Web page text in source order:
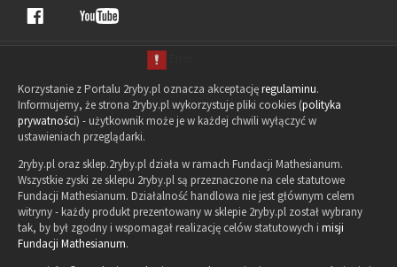
Korzystanie z Portalu 2ryby.pl oznacza akceptacjęregulaminu.
Informujemy, że strona 2ryby.pl wykorzystuje pliki cookies (polityka
prywatności) - użytkownik może je w każdej chwili wyłączyć w
ustawieniach przeglądarki.
2ryby.pl oraz sklep.2ryby.pl działa w ramach Fundacji Mathesianum.
Wszystkie zyski ze sklepu 2ryby.pl są przeznaczone na cele statutowe
Fundacji Mathesianum. Działalność handlowa nie jest głównym celem
witryny - każdy produkt prezentowany w sklepie 2ryby.pl został wybrany
tak, by był zgodny i wspomagał realizację celów statutowych i misji
Fundacji Mathesianum.